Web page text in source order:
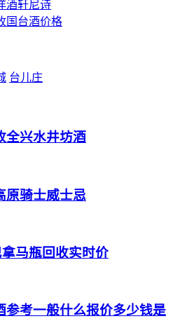
酒轩尼诗
国台酒价格
台儿庄
全兴水井坊酒
原骑士威士忌
马瓶回收实时价
参考一般什么报价多少钱是